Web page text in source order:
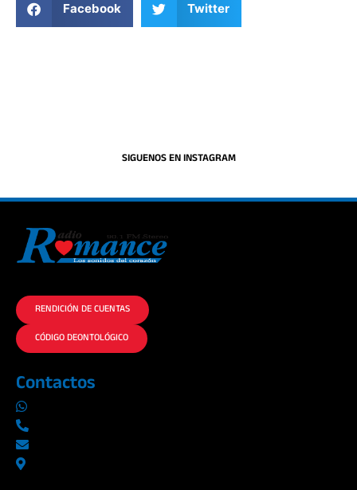
Facebook Twitter
SIGUENOS EN INSTAGRAM
RENDICIÓN DE CUENTAS
CÓDIGO DEONTOLÓGICO
Contactos